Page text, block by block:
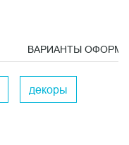
ВАРИАНТЫ
декоры